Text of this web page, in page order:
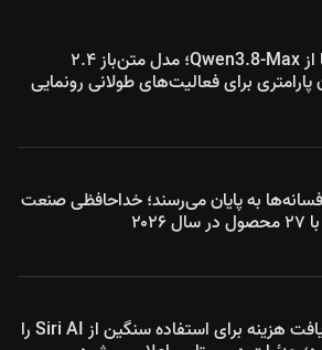
علی‌بابا از Qwen3.8-Max؛ مدل متن‌باز ۲.۴
پارامتری برای فعالیت‌های طولانی رونمایی
به پایان می‌رسند؛ خداحافظی صنعت
اپل دریافت هزینه برای استفاده سنگین از Siri AI را